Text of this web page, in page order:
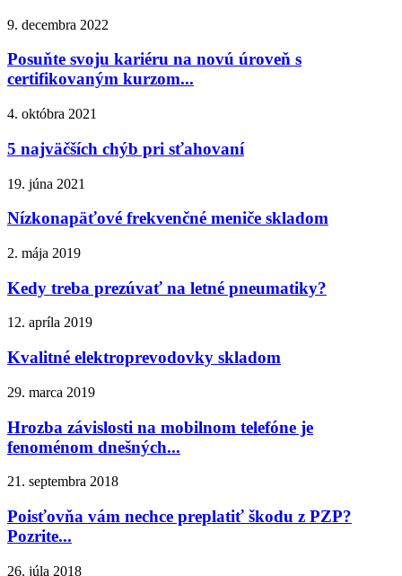
9. decembra 2022
Posuňte svoju kariéru na novú úroveň s
certifikovaným kurzom...
4. októbra 2021
5 najväčších chýb pri sťahovaní
19. júna 2021
Nízkonapäťové frekvenčné meniče skladom
2. mája 2019
Kedy treba prezúvať na letné pneumatiky?
12. apríla 2019
Kvalitné elektroprevodovky skladom
29. marca 2019
Hrozba závislosti na mobilnom telefóne je
fenoménom dnešných...
21. septembra 2018
Poisťovňa vám nechce preplatiť škodu z PZP?
Pozrite...
26. júla 2018